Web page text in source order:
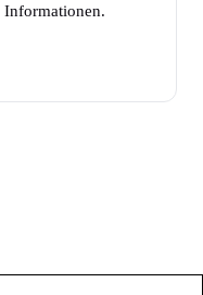
Informationen.